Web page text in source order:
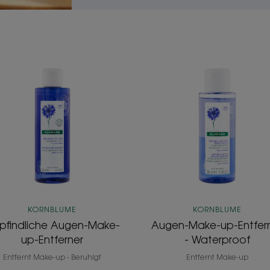
Make-
up-
Entferner
KORNBLUME
Augen-Make-
up-Entferner
Entfernt Make-up - Beruhigt
up-
Entferner
Waterproof
KORNBLUME
Augen-Make-up-
- Waterproof
Entfernt Make-up